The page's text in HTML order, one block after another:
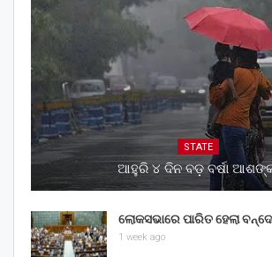
STATE
ଆହୁରି ୪ ଦିନ ବଡ଼ ବର୍ଷା
ଲୋକସଭାରେ ପାରିତ ହେଲା
1 week ago